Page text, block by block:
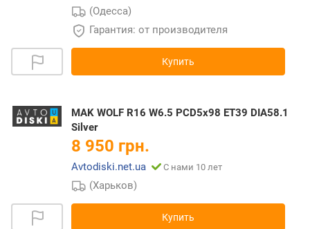
(Одесса)
Гарантия: от производителя
Купить
MAK WOLF R16 W6.5 PCD5x98 ET39 DIA58.1
Silver
8 950 грн.
Avtodiski.net.ua С нами 10 лет
(Харьков)
Купить